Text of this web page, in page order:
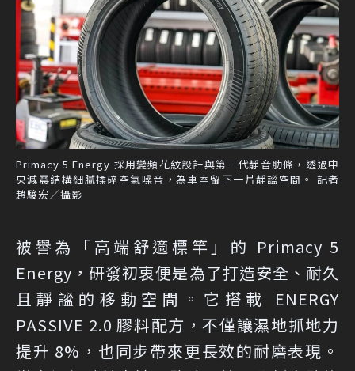
Primacy 5 Energy 採用變頻花紋設計與第三代靜音肋條，透過中
央減震結構細膩揉碎空氣噪音，為車室留下一片靜謐空間。 記者
趙駿宏／攝影
被譽為「高端舒適標竿」的 Primacy 5
Energy，研發初衷便是為了打造安全、耐久
且靜謐的移動空間。它搭載 ENERGY
PASSIVE 2.0 膠料配方，不僅讓濕地抓地力
提升 8%，也同步帶來更長效的耐磨表現。